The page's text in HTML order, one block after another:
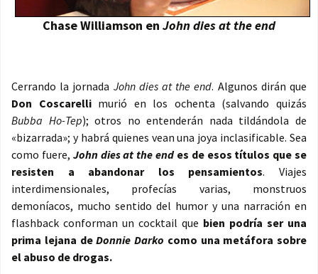
Chase Williamson en John dies at the end
Cerrando la jornada John dies at the end. Algunos dirán que
Don Coscarelli murió en los ochenta (salvando quizás
Bubba Ho-Tep); otros no entenderán nada tildándola de
«bizarrada»; y habrá quienes vean una joya inclasificable. Sea
como fuere, John dies at the endes de esos títulos que se
resisten a abandonar los pensamientos. Viajes
interdimensionales, profecías varias, monstruos
demoníacos, mucho sentido del humor y una narración en
flashback conforman un cocktail que bien podría ser una
prima lejana deDonnie Darko como una metáfora sobre
el abuso de drogas.